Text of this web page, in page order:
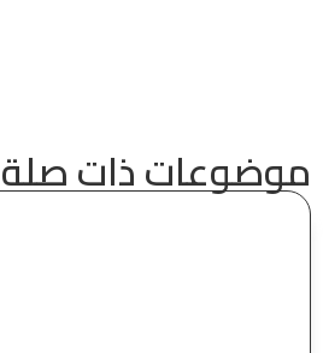
موضوعات ذات صلة